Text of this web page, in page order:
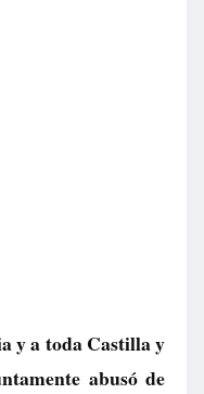
y a toda Castilla y
abusó de